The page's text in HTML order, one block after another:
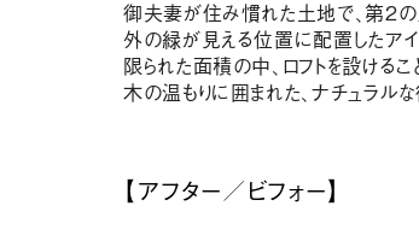
御夫妻が住み慣れた土地で、第２の
外の緑が見える位置に配置したアイ
限られた面積の中、ロフトを設ける
木の温もりに囲まれた、ナチュラル
【アフター／ビフォー】